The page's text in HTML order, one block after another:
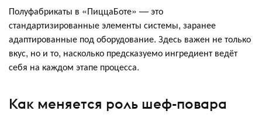
Полуфабрикаты в «ПиццаБоте» — это
стандартизированные элементы системы, заранее
адаптированные под оборудование. Здесь важен не только
вкус, но и то, насколько предсказуемо ингредиент ведёт
себя на каждом этапе процесса.
Как меняется роль шеф-повара